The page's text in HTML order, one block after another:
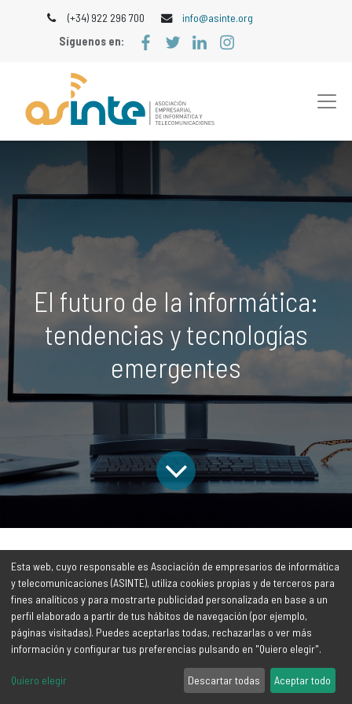
(+34) 922 296 700
info@asinte.org
Síguenos en:
El futuro de la informática:
tendencias y tecnologías
emergentes
blogs
interés
El panorama tecnológico evoluciona constantemente, y estar
al día con las últimas tendencias es crucial para mantenerse a
la vanguardia. Las empresas que se anticipan y adoptan estas
Esta web, cuyo responsable es Asociación de empresarios de informática
y telecomunicaciones (ASINTE), utiliza cookies propias y de terceros para
fines analíticos y para mostrarte publicidad personalizada en base a un
perfil elaborado a partir de tus hábitos de navegación (por ejemplo,
páginas visitadas). Puedes aceptarlas todas, rechazarlas o ver más
información y configurar tus preferencias pulsando en "Quiero elegir".
Quiero elegir Descartar todas Aceptar todo